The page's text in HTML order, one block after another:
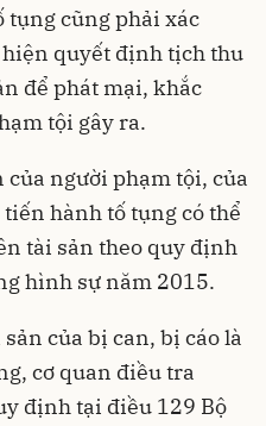
tụng cũng phải xác
quyết định tịch thu
để phát mại, khắc
tội gây ra.
người phạm tội, của
hành tố tụng có thể
tài sản theo quy định
hình sự năm 2015.
của bị can, bị cáo là
cơ quan điều tra
định tại điều 129 Bộ